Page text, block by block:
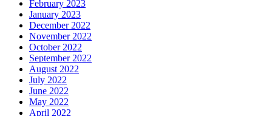
February 2023
January 2023
December 2022
November 2022
October 2022
September 2022
August 2022
July 2022
June 2022
May 2022
April 2022